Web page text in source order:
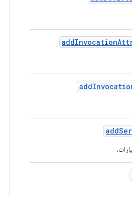
addInvocation
add
add